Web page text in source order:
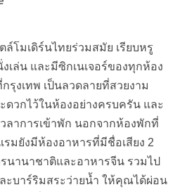
รุงเทพ เป็นลวดลายที่สวยงาม
วกไว้ในห้องอย่างครบครัน และ
ลาการเข้าพัก นอกจากห้องพักที่
มยังมีห้องอาหารที่มีชื่อเสียง 2
นานาชาติและอาหารจีน รวมไป
ะบาร์ริมสระว่ายน้ำ ให้คุณได้ผ่อน
ยหยุดนิ่ง และยังมีห้องฟิตเนส สระ
ละห้องซาวน่า รวมไปถึงห้อง